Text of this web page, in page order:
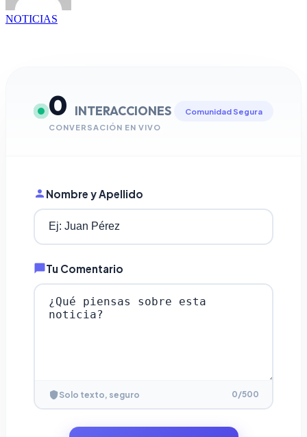
NOTICIAS
0 INTERACCIONES
CONVERSACIÓN EN VIVO
Comunidad Segura
Nombre y Apellido
Tu Comentario
Solo texto, seguro 0/500